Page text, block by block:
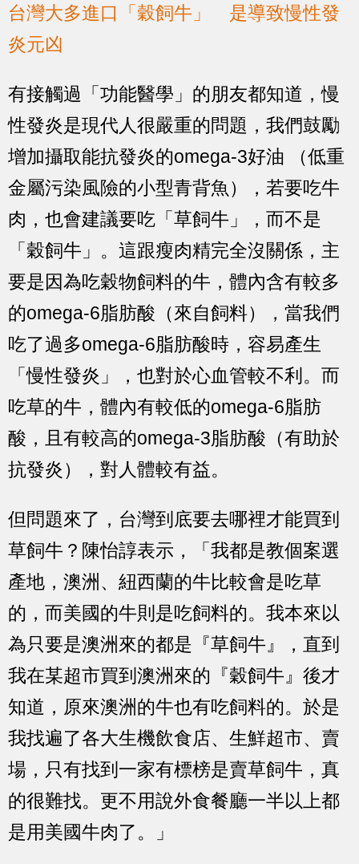
台灣大多進口「穀飼牛」 是導致慢性發
炎元凶
有接觸過「功能醫學」的朋友都知道，慢
性發炎是現代人很嚴重的問題，我們鼓勵
增加攝取能抗發炎的omega-3好油 （低重
金屬污染風險的小型青背魚），若要吃牛
肉，也會建議要吃「草飼牛」，而不是
「穀飼牛」。這跟瘦肉精完全沒關係，主
要是因為吃穀物飼料的牛，體內含有較多
的omega-6脂肪酸（來自飼料），當我們
吃了過多omega-6脂肪酸時，容易產生
「慢性發炎」，也對於心血管較不利。而
吃草的牛，體內有較低的omega-6脂肪
酸，且有較高的omega-3脂肪酸（有助於
抗發炎），對人體較有益。
但問題來了，台灣到底要去哪裡才能買到
草飼牛？陳怡諄表示，「我都是教個案選
產地，澳洲、紐西蘭的牛比較會是吃草
的，而美國的牛則是吃飼料的。我本來以
為只要是澳洲來的都是『草飼牛』，直到
我在某超市買到澳洲來的『穀飼牛』後才
知道，原來澳洲的牛也有吃飼料的。於是
我找遍了各大生機飲食店、生鮮超市、賣
場，只有找到一家有標榜是賣草飼牛，真
的很難找。更不用說外食餐廳一半以上都
是用美國牛肉了。」